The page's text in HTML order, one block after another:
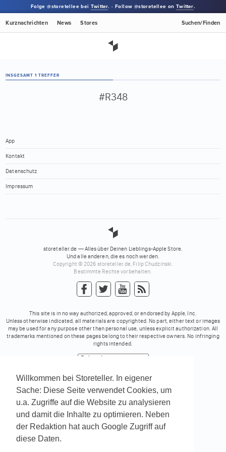
Willkommen bei Storeteller. In eigener
Sache: Diese Seite verwendet Cookies, um
u.a. Zugriffe auf die Website zu analysieren
und damit die Inhalte zu optimieren. Neben
der Redaktion hat auch Google Zugriff auf
diese Daten.
Folge @storetellee beiTwitter. · Follow @storetellee onTwitter.
Kurznachrichten News Stores Suchen/Finden
INSGESAMT 1 TREFFER
#R348
App
Kontakt
Datenschutz
Impressum
storeteller.de — Alles über Deinen Lieblings-Apple Store.
Und alle anderen, die es noch werden.
Copyright © 2026 storeteller.de, Filip Chudzinski.
Bestimmte Rechte vorbehalten.
This site is in no way authorized, approved, or endorsed by Apple, Inc.
Unless otherwise indicated, all materials are copyrighted. No part, either text or images
may be used for any purpose other than personal use, unless explicit authorization. All
trademarks mentioned on these pages belong to their respective owners. No infringing
rights intended.